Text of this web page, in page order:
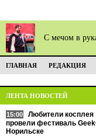
С мечом в
ГЛАВНАЯ РЕДАКЦИЯ
ЛЕНТА НОВОСТЕЙ
15:00
Любители косплея
провели фестиваль
Норильске